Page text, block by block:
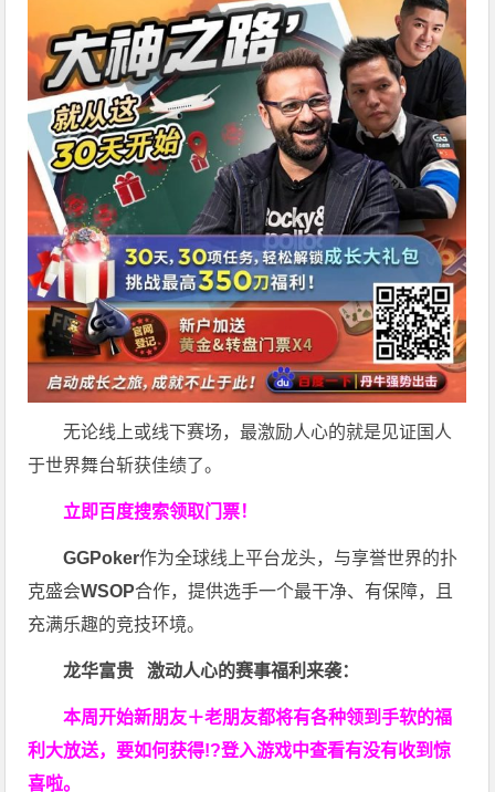
无论线上或线下赛场，最激励人心的就是见证国人
于世界舞台斩获佳绩了。
立即百度搜索领取门票！
GGPoker作为全球线上平台龙头，与享誉世界的扑
克盛会WSOP合作，提供选手一个最干净、有保障，且
充满乐趣的竞技环境。
龙华富贵 激动人心的赛事福利来袭：
本周开始新朋友＋老朋友都将有各种领到手软的福
利大放送，要如何获得!?登入游戏中查看有没有收到惊
喜啦。